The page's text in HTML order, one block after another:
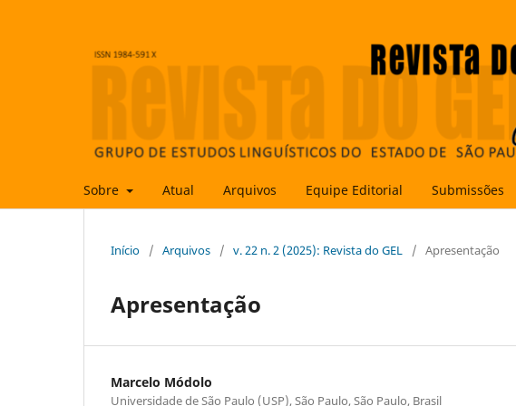
Sobre Atual Arquivos Equipe Editorial Submissões
Início / Arquivos / v. 22 n. 2 (2025): Revista do GEL / Apresentação
Apresentação
Marcelo Módolo
Universidade de São Paulo (USP), São Paulo, São Paulo, Brasil